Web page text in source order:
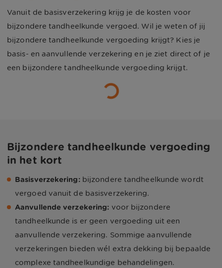
Vanuit de basisverzekering krijg je de kosten voor
bijzondere tandheelkunde vergoed. Wil je weten of jij
bijzondere tandheelkunde vergoeding krijgt? Kies je
basis- en aanvullende verzekering en je ziet direct of je
een bijzondere tandheelkunde vergoeding krijgt.
Bijzondere tandheelkunde vergoeding
in het kort
Basisverzekering: bijzondere tandheelkunde wordt
vergoed vanuit de basisverzekering.
Aanvullende verzekering: voor bijzondere
tandheelkunde is er geen vergoeding uit een
aanvullende verzekering. Sommige aanvullende
verzekeringen bieden wél extra dekking bij bepaalde
complexe tandheelkundige behandelingen.